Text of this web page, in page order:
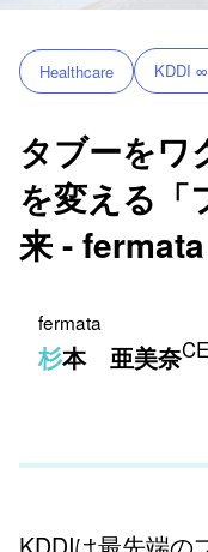
Healthcare KDDI
タブーをワ
を変える「
来 - fermata
fermata
杉本 亜美奈